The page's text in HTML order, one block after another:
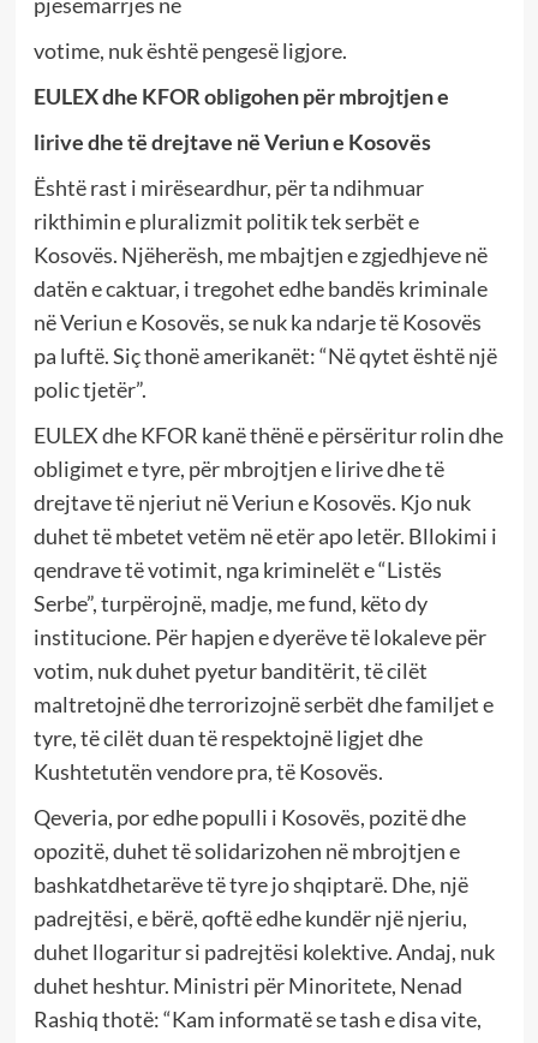
votime, nuk është pengesë ligjore.
EULEX dhe KFOR obligohen për mbrojtjen e
lirive dhe të drejtave në Veriun e Kosovës
Është rast i mirëseardhur, për ta ndihmuar
rikthimin e pluralizmit politik tek serbët e
Kosovës. Njëherësh, me mbajtjen e zgjedhjeve në
datën e caktuar, i tregohet edhe bandës kriminale
në Veriun e Kosovës, se nuk ka ndarje të Kosovës
pa luftë. Siç thonë amerikanët: “Në qytet është një
polic tjetër”.
EULEX dhe KFOR kanë thënë e përsëritur rolin dhe
obligimet e tyre, për mbrojtjen e lirive dhe të
drejtave të njeriut në Veriun e Kosovës. Kjo nuk
duhet të mbetet vetëm në etër apo letër. Bllokimi i
qendrave të votimit, nga kriminelët e “Listës
Serbe”, turpërojnë, madje, me fund, këto dy
institucione. Për hapjen e dyerëve të lokaleve për
votim, nuk duhet pyetur banditërit, të cilët
maltretojnë dhe terrorizojnë serbët dhe familjet e
tyre, të cilët duan të respektojnë ligjet dhe
Kushtetutën vendore pra, të Kosovës.
Qeveria, por edhe populli i Kosovës, pozitë dhe
opozitë, duhet të solidarizohen në mbrojtjen e
bashkatdhetarëve të tyre jo shqiptarë. Dhe, një
padrejtësi, e bërë, qoftë edhe kundër një njeriu,
duhet llogaritur si padrejtësi kolektive. Andaj, nuk
duhet heshtur. Ministri për Minoritete, Nenad
Rashiq thotë: “Kam informatë se tash e disa vite,